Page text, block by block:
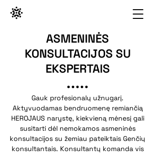
ASMENINĖS
KONSULTACIJOS SU
EKSPERTAIS
Gauk profesionalų užnugarį.
Aktyvuodamas bendruomenę remiančią
HEROJAUS narystę, kiekvieną mėnesį gali
susitarti dėl nemokamos asmeninės
konsultacijos su žemiau pateiktais Genčių
konsultantais. Konsultantų komanda vis